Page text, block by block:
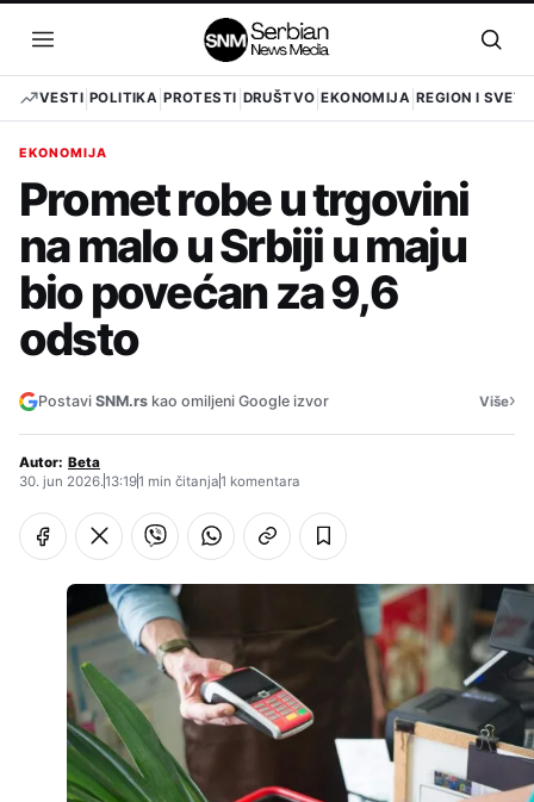
sadržaj
Otvori
meni
VESTI POLITIKA PROTESTI DRUŠTVO EKONOMIJA REGION I SVET
EKONOMIJA
Promet robe u trgovini
na malo u Srbiji u maju
bio povećan za 9,6
odsto
Postavi SNM.rs kao omiljeni Google izvor Više›
Autor: Beta
30. jun 2026.13:191 min čitanja1 komentara